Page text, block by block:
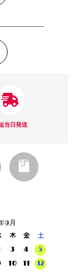
当日発送
9月
木 金
土
3 4
5
10 11
12